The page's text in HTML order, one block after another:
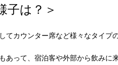
子は？＞
てカウンター席など様々なタイプ
あって、宿泊客や外部から飲みに